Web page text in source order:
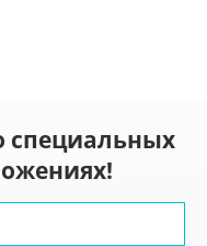
специальных